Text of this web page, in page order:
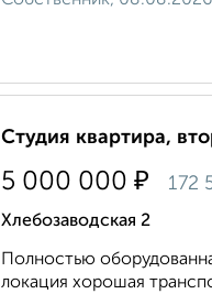
Студия квартира,
5 000 000 ₽ 172
Хлебозаводская 2
Пoлнocтью
локация xoрошая